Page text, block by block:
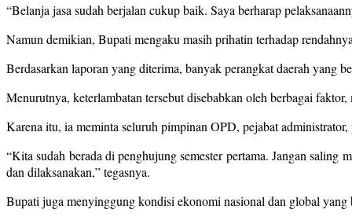
“Belanja jasa sudah berjalan cukup baik. Saya berharap
Namun demikian, Bupati mengaku masih prihatin terhadap
Berdasarkan laporan yang diterima, banyak perangkat daerah yang
Menurutnya, keterlambatan tersebut disebabkan oleh berbagai
Karena itu, ia meminta seluruh pimpinan OPD, pejabat
“Kita sudah berada di penghujung semester pertama. Jangan saling
dan dilaksanakan,” tegasnya.
Bupati juga menyinggung kondisi ekonomi nasional dan global yang